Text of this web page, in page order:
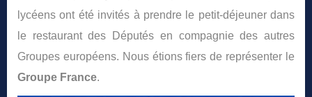
lycéens ont été invités à prendre le petit-déjeuner dans
le restaurant des Députés en compagnie des autres
Groupes européens. Nous étions fiers de représenter le
Groupe France.